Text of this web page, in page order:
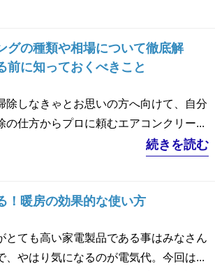
グの種類や相場について徹底解
前に知っておくべきこと
除しなきゃとお思いの方へ向けて、自分
の仕方からプロに頼むエアコンクリー...
続きを読む
！暖房の効果的な使い方
とても高い家電製品である事はみなさん
、やはり気になるのが電気代。今回は...